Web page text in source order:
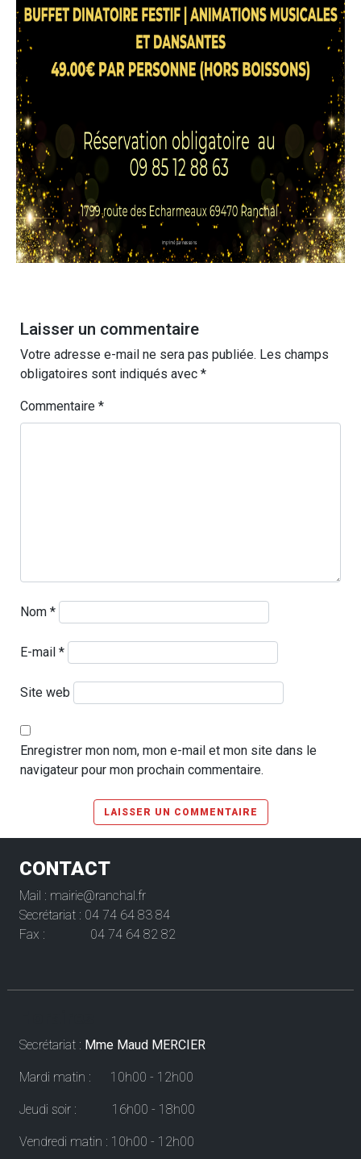
Laisser un commentaire
Votre adresse e-mail ne sera pas publiée. Les champs
obligatoires sont indiqués avec *
Commentaire *
Nom *
E-mail *
Site web
Enregistrer mon nom, mon e-mail et mon site dans le
navigateur pour mon prochain commentaire.
CONTACT
Mail : mairie@ranchal.fr
Secrétariat : 04 74 64 83 84
Fax : 04 74 64 82 82
Secrétariat : Mme Maud MERCIER
Mardi matin : 10h00 - 12h00
Jeudi soir : 16h00 - 18h00
Vendredi matin : 10h00 - 12h00